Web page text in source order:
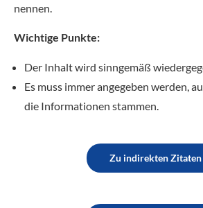
nennen.
Wichtige Punkte:
Der Inhalt wird sinngemäß
Es muss immer angegeben werden,
die Informationen stammen.
Zu indirekten Zitaten